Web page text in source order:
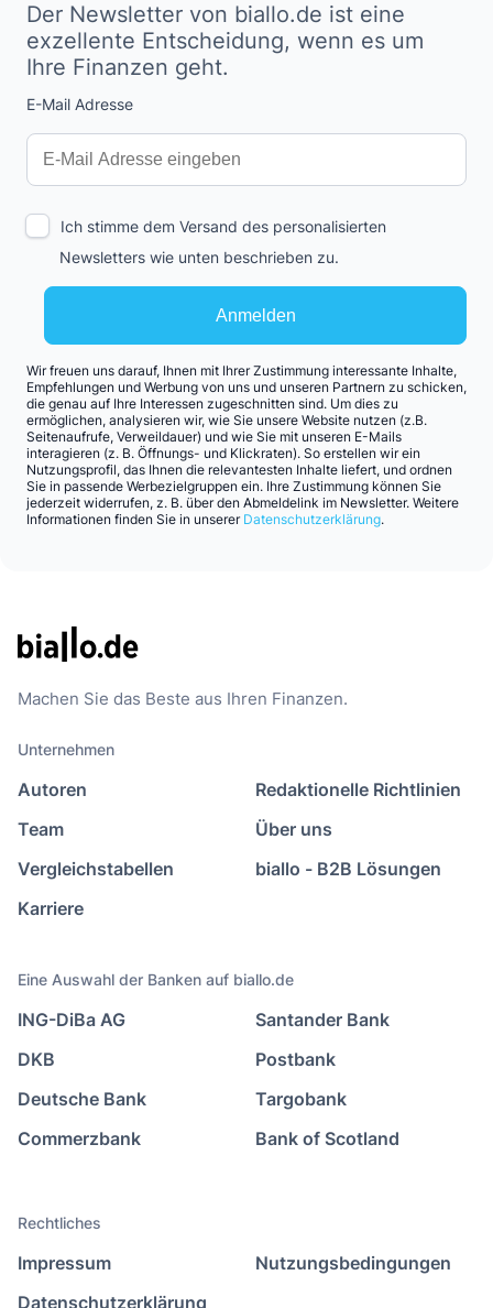
Der Newsletter von biallo.de ist eine
exzellente Entscheidung, wenn es um
Ihre Finanzen geht.
E-Mail Adresse
Interests
Amount
Anmelden
Ich stimme dem Versand des personalisierten
Newsletters wie unten beschrieben zu.
Wir freuen uns darauf, Ihnen mit Ihrer Zustimmung interessante Inhalte,
Empfehlungen und Werbung von uns und unseren Partnern zu schicken,
die genau auf Ihre Interessen zugeschnitten sind. Um dies zu
ermöglichen, analysieren wir, wie Sie unsere Website nutzen (z.B.
Seitenaufrufe, Verweildauer) und wie Sie mit unseren E-Mails
interagieren (z. B. Öffnungs- und Klickraten). So erstellen wir ein
Nutzungsprofil, das Ihnen die relevantesten Inhalte liefert, und ordnen
Sie in passende Werbezielgruppen ein. Ihre Zustimmung können Sie
jederzeit widerrufen, z. B. über den Abmeldelink im Newsletter. Weitere
Informationen finden Sie in unserer Datenschutzerklärung.
Machen Sie das Beste aus Ihren Finanzen.
Unternehmen
Autoren
Team
Vergleichstabellen
Karriere
Redaktionelle Richtlinien
Über uns
biallo - B2B Lösungen
Eine Auswahl der Banken auf biallo.de
ING-DiBa AG
DKB
Deutsche Bank
Commerzbank
Santander Bank
Postbank
Targobank
Bank of Scotland
Rechtliches
Impressum
Datenschutzerklärung
Nutzungsbedingungen